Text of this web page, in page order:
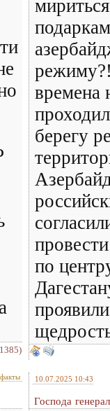
времена
берегу
по
10.07.2025 10:43
Господа